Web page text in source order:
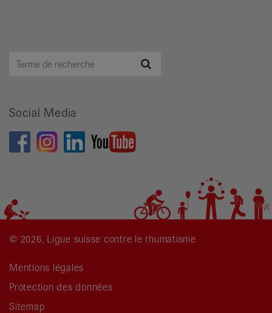
Terme
Social Media
© 2026, Ligue suisse contre le rhumatisme
Mentions légales
Protection des données
Sitemap